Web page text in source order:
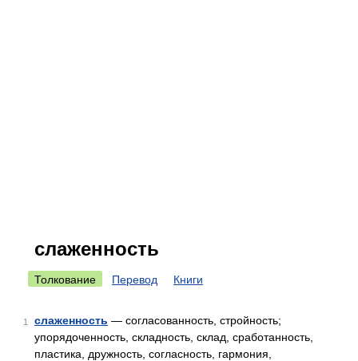
слаженность
Толкование Перевод Книги
1 слаженность — согласованность, стройность;
упорядоченность, складность, склад, сработанность,
пластика, дружность, согласность, гармония,